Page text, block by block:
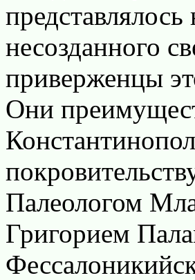
несозданного
приверженцы
Они
Палеологом
Григорием